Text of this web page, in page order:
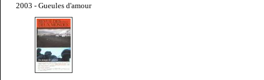
2003 - Gueules d'amour